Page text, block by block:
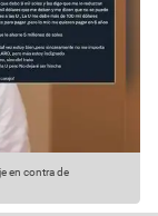
en contra de